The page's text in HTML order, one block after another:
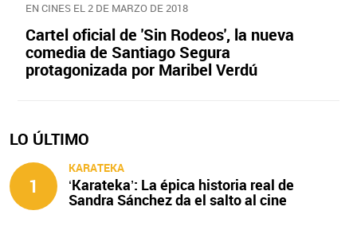
EN CINES EL 2 DE MARZO DE 2018
Cartel oficial de 'Sin Rodeos', la nueva
comedia de Santiago Segura
protagonizada por Maribel Verdú
LO ÚLTIMO
1
KARATEKA
‘Karateka’: La épica historia real de
Sandra Sánchez da el salto al cine